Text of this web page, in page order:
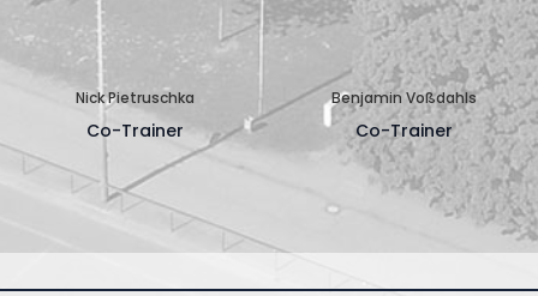
Nick Pietruschka
Co-Trainer
Benjamin Voßdahls
Co-Trainer